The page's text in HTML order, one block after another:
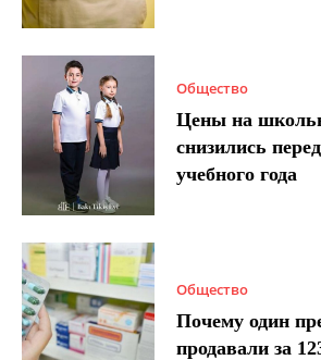
Общество
Цены на
снизились
учебного года
Общество
Почему один
продавали за